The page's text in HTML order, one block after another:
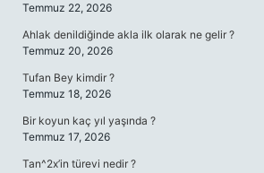
Temmuz 22, 2026
Ahlak denildiğinde akla ilk olarak ne gelir ?
Temmuz 20, 2026
Tufan Bey kimdir ?
Temmuz 18, 2026
Bir koyun kaç yıl yaşında ?
Temmuz 17, 2026
Tan^2x’in türevi nedir ?